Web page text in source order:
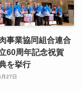
事業協同組合連合
60周年記念祝賀
を挙行
27日